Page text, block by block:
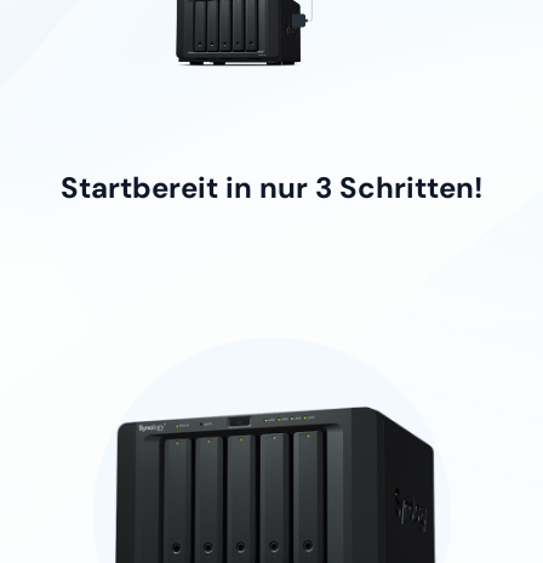
Startbereit in nur 3 Schritten!